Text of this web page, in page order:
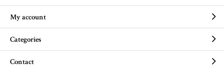
My account
Categories
Contact